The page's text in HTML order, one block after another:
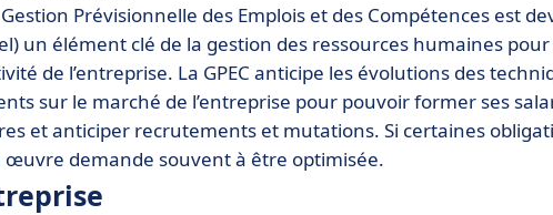
Prévisionnelle des Emplois et des Compétences est
un élément clé de la gestion des ressources humaines
de l’entreprise. La GPEC anticipe les évolutions des
sur le marché de l’entreprise pour pouvoir former ses
et anticiper recrutements et mutations. Si certaines
œuvre demande souvent à être optimisée.